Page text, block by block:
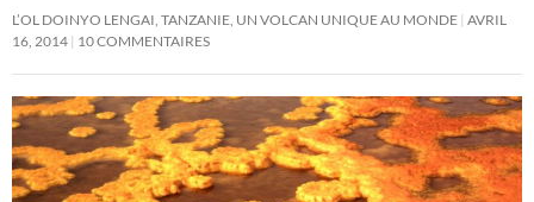
L’OL DOINYO LENGAI, TANZANIE, UN VOLCAN UNIQUE AU MONDE AVRIL
16, 2014 10 COMMENTAIRES